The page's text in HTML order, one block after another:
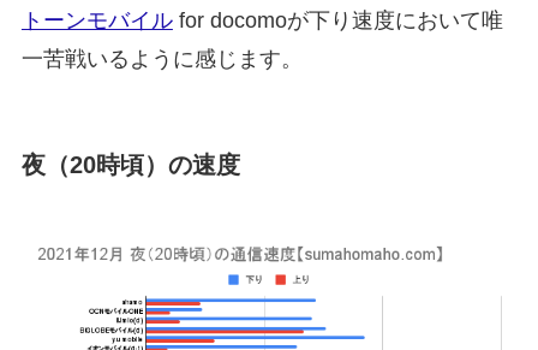
トーンモバイルfor docomoが下り速度において唯
一苦戦いるように感じます。
夜（20時頃）の速度